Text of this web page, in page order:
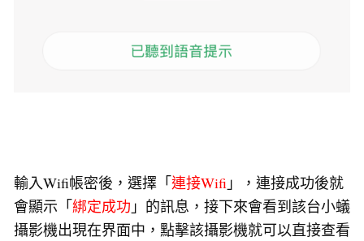
輸入Wifi帳密後，選擇「連接Wifi 」，連接成功後就
會顯示「綁定成功 」的訊息，接下來會看到該台小蟻
攝影機出現在界面中，點擊該攝影機就可以直接查看